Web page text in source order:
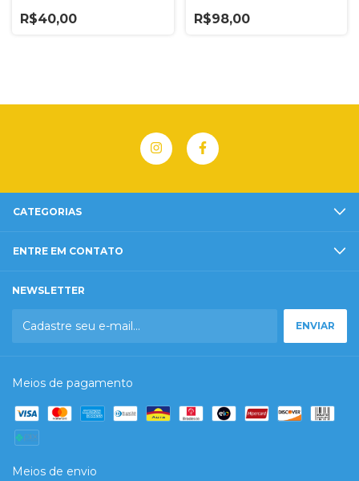
R$40,00 R$98,00
CATEGORIAS
ENTRE EM CONTATO
NEWSLETTER
Meios de pagamento
Meios de envio